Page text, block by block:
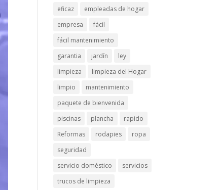
eficaz
empleadas de hogar
empresa
fácil
fácil mantenimiento
garantia
jardín
ley
limpieza
limpieza del Hogar
limpio
mantenimiento
paquete de bienvenida
piscinas
plancha
rapido
Reformas
rodapies
ropa
seguridad
servicio doméstico
servicios
trucos de limpieza